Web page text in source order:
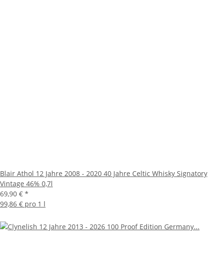
Blair Athol 12 Jahre 2008 - 2020 40 Jahre Celtic Whisky Signatory
Vintage 46% 0,7l
69,90 € *
99,86 € pro 1 l